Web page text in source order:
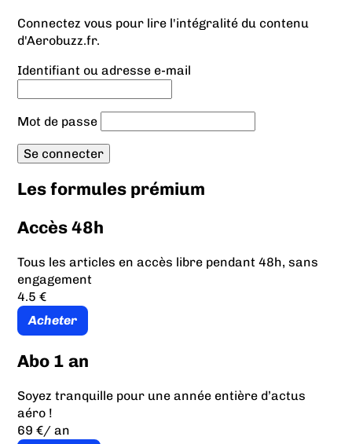
Connectez vous pour lire l'intégralité du contenu
d'Aerobuzz.fr.
Identifiant ou adresse e-mail
Mot de passe
Les formules prémium
Accès 48h
Tous les articles en accès libre pendant 48h, sans
engagement
4.5 €
Acheter
Abo 1 an
Soyez tranquille pour une année entière d’actus
aéro !
69 €/ an